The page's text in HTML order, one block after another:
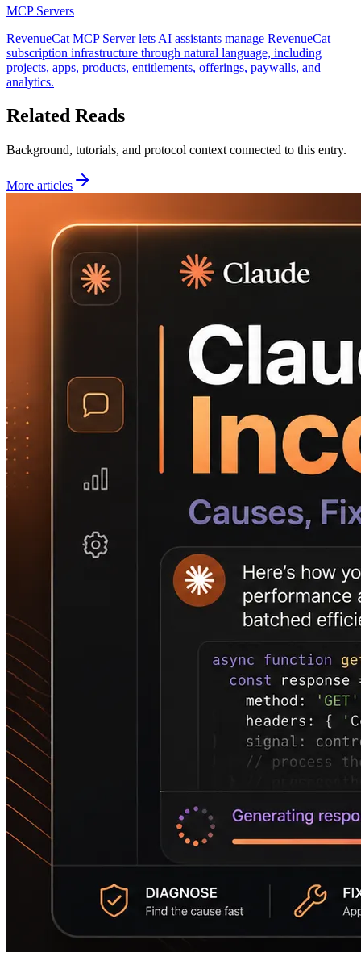
MCP Servers
RevenueCat MCP Server lets AI assistants manage RevenueCat
subscription infrastructure through natural language, including
projects, apps, products, entitlements, offerings, paywalls, and
analytics.
Related Reads
Background, tutorials, and protocol context connected to this entry.
More articles